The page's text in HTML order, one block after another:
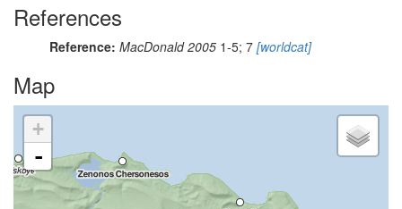
References
Reference: MacDonald 2005 1-5; 7 [worldcat]
Map
+
-